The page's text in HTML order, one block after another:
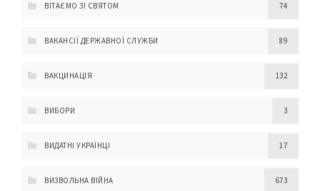
ВІТАЄМО ЗІ СВЯТОМ 74
ВАКАНСІЇ ДЕРЖАВНОЇ СЛУЖБИ 89
ВАКЦИНАЦІЯ 132
ВИБОРИ 3
ВИДАТНІ УКРАЇНЦІ 17
ВИЗВОЛЬНА ВІЙНА 673